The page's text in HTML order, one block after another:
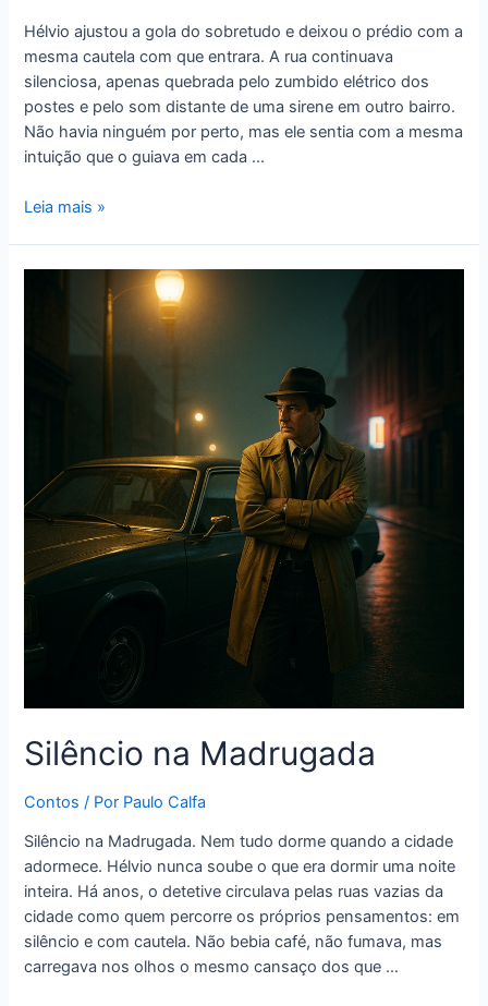
Hélvio ajustou a gola do sobretudo e deixou o prédio com a
mesma cautela com que entrara. A rua continuava
silenciosa, apenas quebrada pelo zumbido elétrico dos
postes e pelo som distante de uma sirene em outro bairro.
Não havia ninguém por perto, mas ele sentia com a mesma
intuição que o guiava em cada …
Leia mais »
Silêncio na Madrugada
Contos / Por Paulo Calfa
Silêncio na Madrugada. Nem tudo dorme quando a cidade
adormece. Hélvio nunca soube o que era dormir uma noite
inteira. Há anos, o detetive circulava pelas ruas vazias da
cidade como quem percorre os próprios pensamentos: em
silêncio e com cautela. Não bebia café, não fumava, mas
carregava nos olhos o mesmo cansaço dos que …